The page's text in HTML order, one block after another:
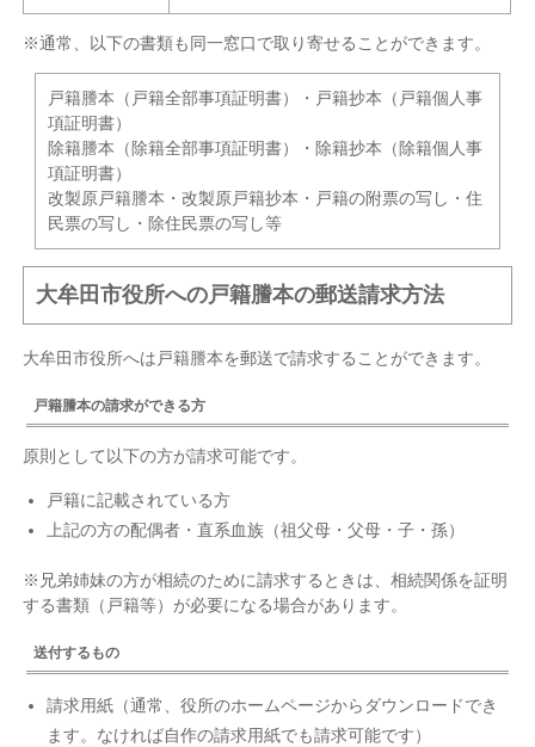
※通常、以下の書類も同一窓口で取り寄せることができます。
戸籍謄本（戸籍全部事項証明書）・戸籍抄本（戸籍個人事
項証明書）
除籍謄本（除籍全部事項証明書）・除籍抄本（除籍個人事
項証明書）
改製原戸籍謄本・改製原戸籍抄本・戸籍の附票の写し・住
民票の写し・除住民票の写し等
大牟田市役所への戸籍謄本の郵送請求方法
大牟田市役所へは戸籍謄本を郵送で請求することができます。
戸籍謄本の請求ができる方
原則として以下の方が請求可能です。
戸籍に記載されている方
上記の方の配偶者・直系血族（祖父母・父母・子・孫）
※兄弟姉妹の方が相続のために請求するときは、相続関係を証明
する書類（戸籍等）が必要になる場合があります。
送付するもの
請求用紙（通常、役所のホームページからダウンロードでき
ます。なければ自作の請求用紙でも請求可能です）